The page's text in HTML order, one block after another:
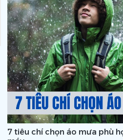
7 tiêu chí chọn áo mưa phù